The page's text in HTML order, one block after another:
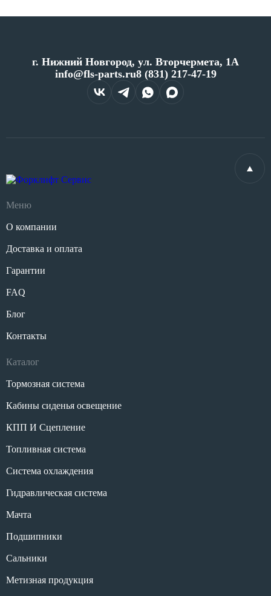
г. Нижний Новгород, ул. Вторчермета, 1А
info@fls-parts.ru8 (831) 217-47-19
Меню
О компании
Доставка и оплата
Гарантии
FAQ
Блог
Контакты
Каталог
Тормозная система
Кабины сиденья освещение
КПП И Сцепление
Топливная система
Система охлаждения
Гидравлическая система
Мачта
Подшипники
Сальники
Метизная продукция